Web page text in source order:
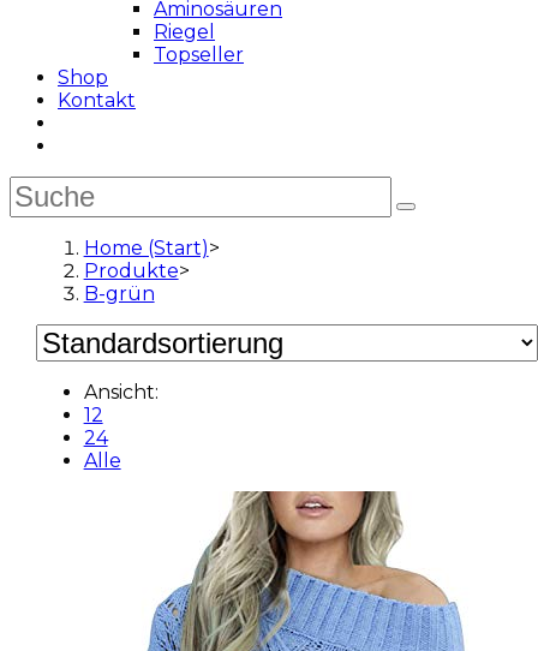
Aminosäuren
Riegel
Topseller
Shop
Kontakt
Home (Start)>
Produkte>
B-grün
Ansicht:
12
24
Alle